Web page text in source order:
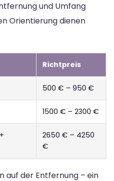
und Umfang
Orientierung dienen
Richtpreis
500 € – 950 €
1500 € – 2300 €
2650 € – 4250
€
auf der Entfernung – ein